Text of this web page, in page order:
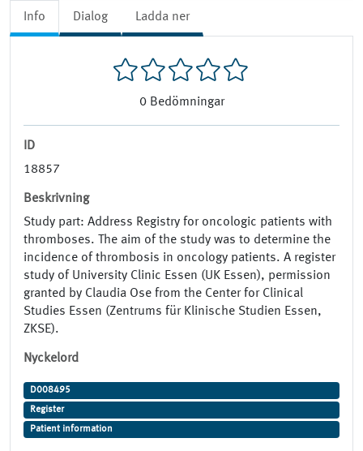
Info Dialog Ladda ner
0 Bedömningar
ID
18857
Beskrivning
Study part: Address Registry for oncologic patients with
thromboses. The aim of the study was to determine the
incidence of thrombosis in oncology patients. A register
study of University Clinic Essen (UK Essen), permission
granted by Claudia Ose from the Center for Clinical
Studies Essen (Zentrums für Klinische Studien Essen,
ZKSE).
Nyckelord
D008495
Register
Patient information